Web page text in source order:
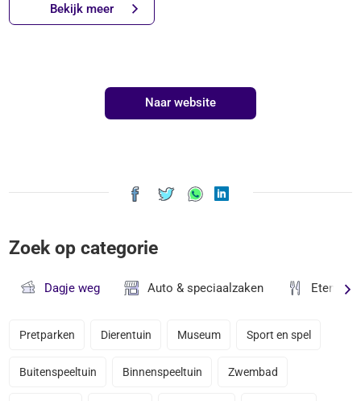
Bekijk meer
Naar website
Zoek op categorie
Dagje weg Auto & speciaalzaken Eten &
Pretparken Dierentuin Museum Sport en spel
Buitenspeeltuin Binnenspeeltuin Zwembad